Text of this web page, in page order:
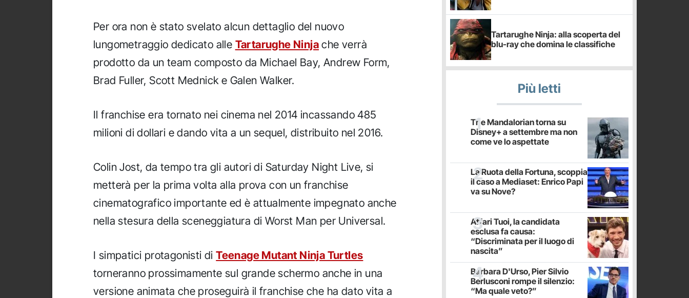
Per ora non è stato svelato alcun dettaglio del nuovo
lungometraggio dedicato alle Tartarughe Ninja che verrà
prodotto da un team composto da Michael Bay, Andrew Form,
Brad Fuller, Scott Mednick e Galen Walker.
Il franchise era tornato nei cinema nel 2014 incassando 485
milioni di dollari e dando vita a un sequel, distribuito nel 2016.
Colin Jost, da tempo tra gli autori di Saturday Night Live, si
metterà per la prima volta alla prova con un franchise
cinematografico importante ed è attualmente impegnato anche
nella stesura della sceneggiatura di Worst Man per Universal.
I simpatici protagonisti diTeenage Mutant Ninja Turtles
torneranno prossimamente sul grande schermo anche in una
versione animata che proseguirà il franchise che ha dato vita a
Tartarughe Ninja: alla scoperta del
blu-ray che domina le classifiche
Più letti
The Mandalorian torna su
Disney+ a settembre ma non
come ve lo aspettate
La Ruota della Fortuna, scoppia
il caso a Mediaset: Enrico Papi
va su Nove?
Affari Tuoi, la candidata
esclusa fa causa:
“Discriminata per il luogo di
nascita”
Barbara D'Urso, Pier Silvio
Berlusconi rompe il silenzio:
“Ma quale veto?”